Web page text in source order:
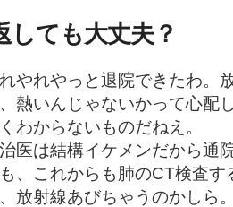
しても大丈夫？
やれやっと退院できたわ。
熱いんじゃないかって心配
わからないものだねえ。
医は結構イケメンだから通
、これからも肺のCT検査す
放射線あびちゃうのかしら